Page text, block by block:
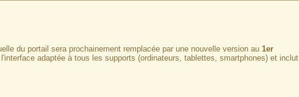
du portail sera prochainement remplacée par une nouvelle version au 1er
adaptée à tous les supports (ordinateurs, tablettes, smartphones) et inclut